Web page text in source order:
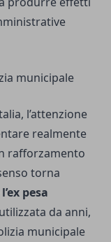
municipale
l’attenzione
realmente
rafforzamento
torna
pesa
da anni,
municipale